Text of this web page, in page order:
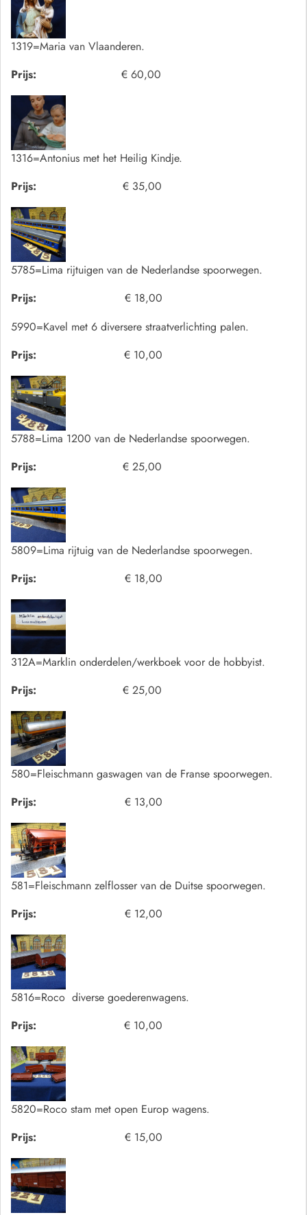
1319=Maria van Vlaanderen.
Prijs:
€ 60,00
1316=Antonius met het Heilig Kindje.
Prijs:
€ 35,00
5785=Lima rijtuigen van de Nederlandse spoorwegen.
Prijs:
€ 18,00
5990=Kavel met 6 diversere straatverlichting palen.
Prijs:
€ 10,00
5788=Lima 1200 van de Nederlandse spoorwegen.
Prijs:
€ 25,00
5809=Lima rijtuig van de Nederlandse spoorwegen.
Prijs:
€ 18,00
312A=Marklin onderdelen/werkboek voor de hobbyist.
Prijs:
€ 25,00
580=Fleischmann gaswagen van de Franse spoorwegen.
Prijs:
€ 13,00
581=Fleischmann zelflosser van de Duitse spoorwegen.
Prijs:
€ 12,00
5816=Roco diverse goederenwagens.
Prijs:
€ 10,00
5820=Roco stam met open Europ wagens.
Prijs:
€ 15,00